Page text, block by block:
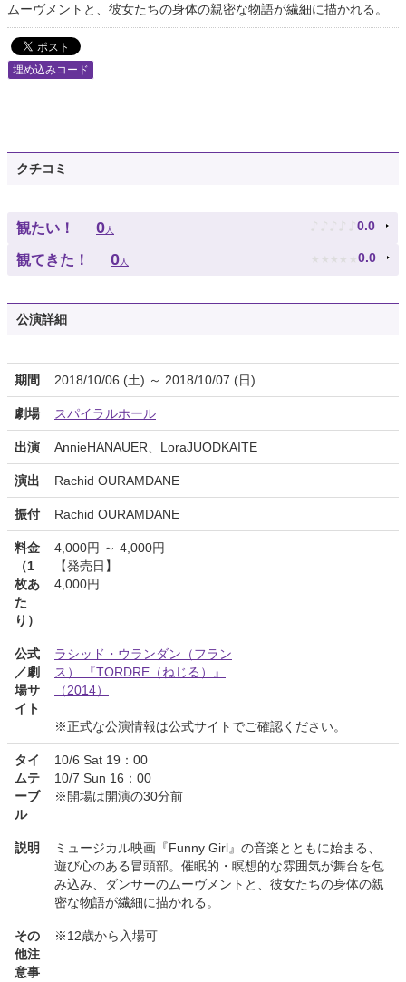
ムーヴメントと、彼女たちの身体の親密な物語が繊細に描かれる。
埋め込みコード
クチコミ
観たい！ 0人 ♪ ♪ ♪ ♪ ♪ 0.0
観てきた！ 0人 ★ ★ ★ ★ ★ 0.0
公演詳細
期間 2018/10/06 (土) ～ 2018/10/07 (日)
劇場 スパイラルホール
出演 AnnieHANAUER、LoraJUODKAITE
演出 Rachid OURAMDANE
振付 Rachid OURAMDANE
料金
（1
枚あ
た
り）
4,000円 ～ 4,000円
【発売日】
4,000円
公式
／劇
場サ
イト
ラシッド・ウランダン（フラン
ス） 『TORDRE（ねじる）』
（2014）
※正式な公演情報は公式サイトでご確認ください。
タイ
ムテ
ーブ
ル
10/6 Sat 19：00
10/7 Sun 16：00
※開場は開演の30分前
説明
ミュージカル映画『Funny Girl』の音楽とともに始まる、
遊び心のある冒頭部。催眠的・瞑想的な雰囲気が舞台を包
み込み、ダンサーのムーヴメントと、彼女たちの身体の親
密な物語が繊細に描かれる。
その
他注
意事
※12歳から入場可